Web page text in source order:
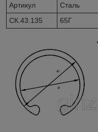
Артикул Сталь
CК.43.135
65Г